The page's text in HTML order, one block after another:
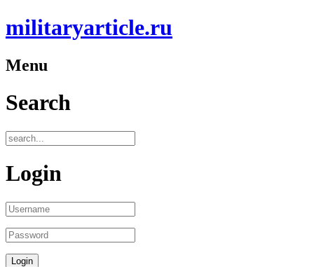
militaryarticle.ru
Menu
Search
Login